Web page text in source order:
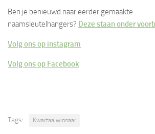
Ben je benieuwd naar eerder gemaakte
naamsleutelhangers? Deze staan onder
Volg ons op instagram
Volg ons op Facebook
Tags: Kwartaalwinnaar